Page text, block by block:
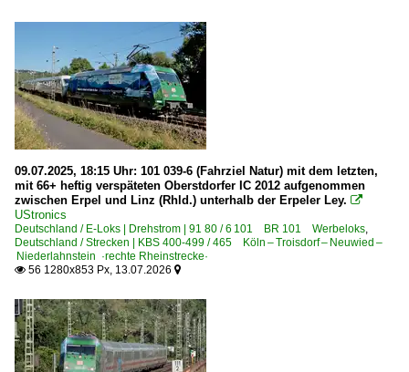
Bw Linz am Rhein EVG
Bahndienstfahrzeuge
BR 701 · BR 702.1 | WMD/MBB Turmtriebwagen
BR 719.0 | MAN SPZ 2 Ultraschall Schienenprüfzug
BR 741.1 | GBM GAF 100 R Gleisarbeitsfahrzeug
P&T Schotterverteil-und Planiermaschinen (USP)
Schotterprofiliermaschinen | sonstige
Skl 53 · Klv 53 Gleiskraftwagen, Rottenkraftwagen
Stopfmaschinen | sonstige
~ Sonstige
Bahndienstfahrzeuge | historisch
2010
2010
2011
2012
2015
2016
2017
2018
2020
2020
09.07.2025, 18:15 Uhr: 101 039-6 (Fahrziel Natur) mit dem letzten,
mit 66+ heftig verspäteten Oberstdorfer IC 2012 aufgenommen
zwischen Erpel und Linz (Rhld.) unterhalb der Erpeler Ley. 
UStronics
Deutschland / E-Loks | Drehstrom | 91 80 / 6 101 BR 101 Werbeloks,
Deutschland / Strecken | KBS 400-499 / 465 Köln – Troisdorf – Neuwied –
Niederlahnstein ·rechte Rheinstrecke·
 56 1280x853 Px, 13.07.2026 